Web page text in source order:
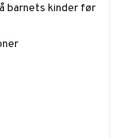
barnets kinder før